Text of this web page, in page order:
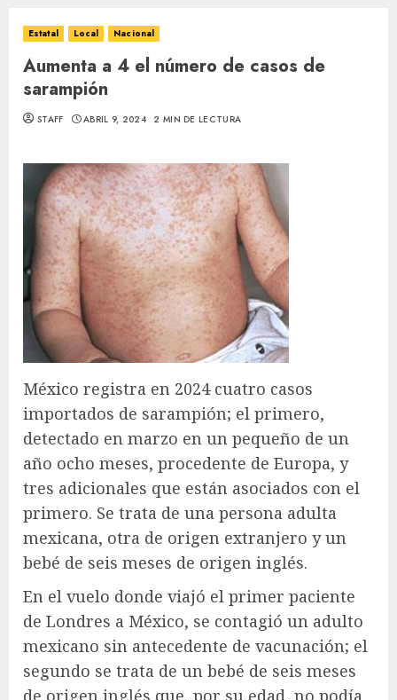
Estatal Local Nacional
Aumenta a 4 el número de casos de
sarampión
STAFF ABRIL 9, 2024 2 MIN DE LECTURA
México registra en 2024 cuatro casos
importados de sarampión; el primero,
detectado en marzo en un pequeño de un
año ocho meses, procedente de Europa, y
tres adicionales que están asociados con el
primero. Se trata de una persona adulta
mexicana, otra de origen extranjero y un
bebé de seis meses de origen inglés.
En el vuelo donde viajó el primer paciente
de Londres a México, se contagió un adulto
mexicano sin antecedente de vacunación; el
segundo se trata de un bebé de seis meses
de origen inglés que, por su edad, no podía